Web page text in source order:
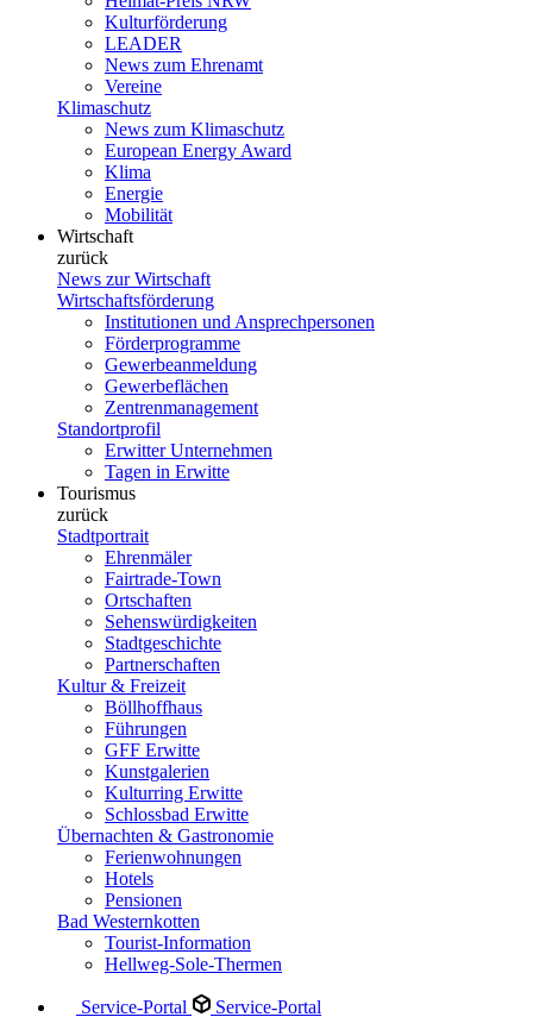
Kulturförderung
LEADER
News zum Ehrenamt
Vereine
Klimaschutz
News zum Klimaschutz
European Energy Award
Klima
Energie
Mobilität
Wirtschaft
zurück
News zur Wirtschaft
Wirtschaftsförderung
Institutionen und Ansprechpersonen
Förderprogramme
Gewerbeanmeldung
Gewerbeflächen
Zentrenmanagement
Standortprofil
Erwitter Unternehmen
Tagen in Erwitte
Tourismus
zurück
Stadtportrait
Ehrenmäler
Fairtrade-Town
Ortschaften
Sehenswürdigkeiten
Stadtgeschichte
Partnerschaften
Kultur & Freizeit
Böllhoffhaus
Führungen
GFF Erwitte
Kunstgalerien
Kulturring Erwitte
Schlossbad Erwitte
Übernachten & Gastronomie
Ferienwohnungen
Hotels
Pensionen
Bad Westernkotten
Tourist-Information
Hellweg-Sole-Thermen
Service-Portal Service-Portal